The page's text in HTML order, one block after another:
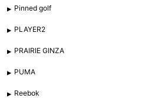
Pinned golf
PLAYER2
PRAIRIE GINZA
PUMA
Reebok